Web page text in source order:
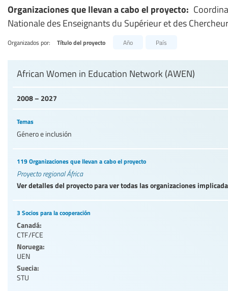
Organizaciones que llevan a cabo el proyecto:
Nationale des Enseignants du Supérieur et des
Organizados por: Título del proyecto Año País
2008 – 2027
African Women in Education Network (AWEN)
Temas
Género e inclusión
119 Organizaciones que llevan a cabo el proyecto
Proyecto regional África
Ver detalles del proyecto para ver todas las organizaciones
3 Socios para la cooperación
Canadá:
CTF/FCE
Noruega:
UEN
Suecia:
STU